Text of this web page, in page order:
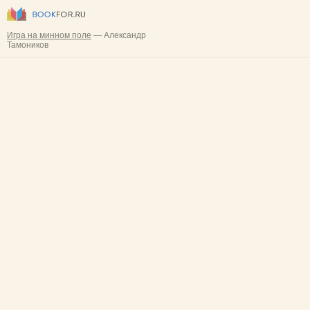
Игра на минном поле — Александр
Тамоников